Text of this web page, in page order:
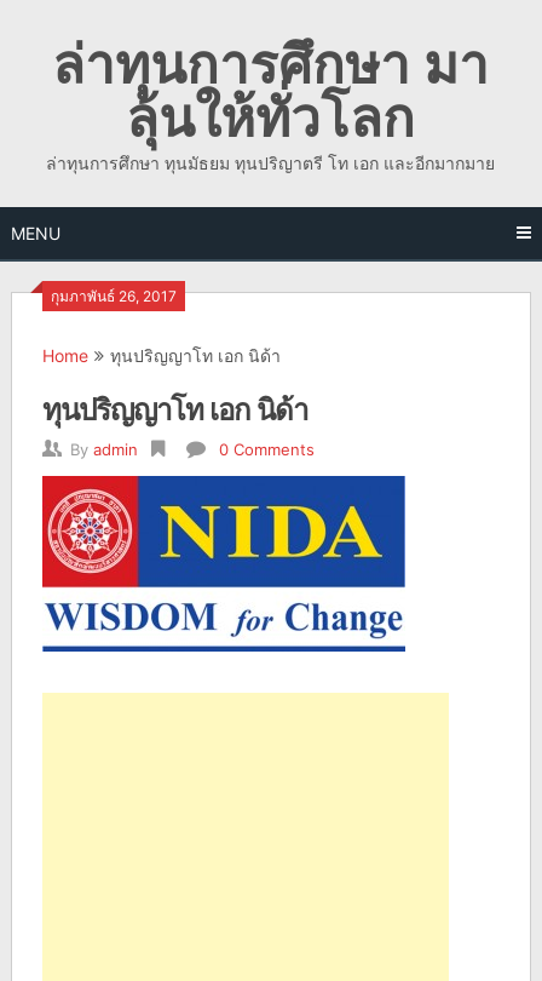
contentล่าทุนการศึกษา มา
ลุ้นให้ทั่วโลก
ล่าทุนการศึกษา ทุนมัธยม ทุนปริญาตรี โท เอก และอีกมากมาย
MENU
กุมภาพันธ์ 26, 2017
Home ทุนปริญญาโท เอก นิด้า
ทุนปริญญาโท เอก นิด้า
By admin 0 Comments